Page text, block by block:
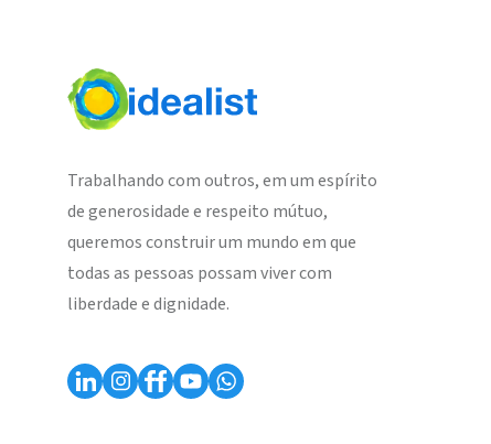
Trabalhando com outros, em um espírito
de generosidade e respeito mútuo,
queremos construir um mundo em que
todas as pessoas possam viver com
liberdade e dignidade.